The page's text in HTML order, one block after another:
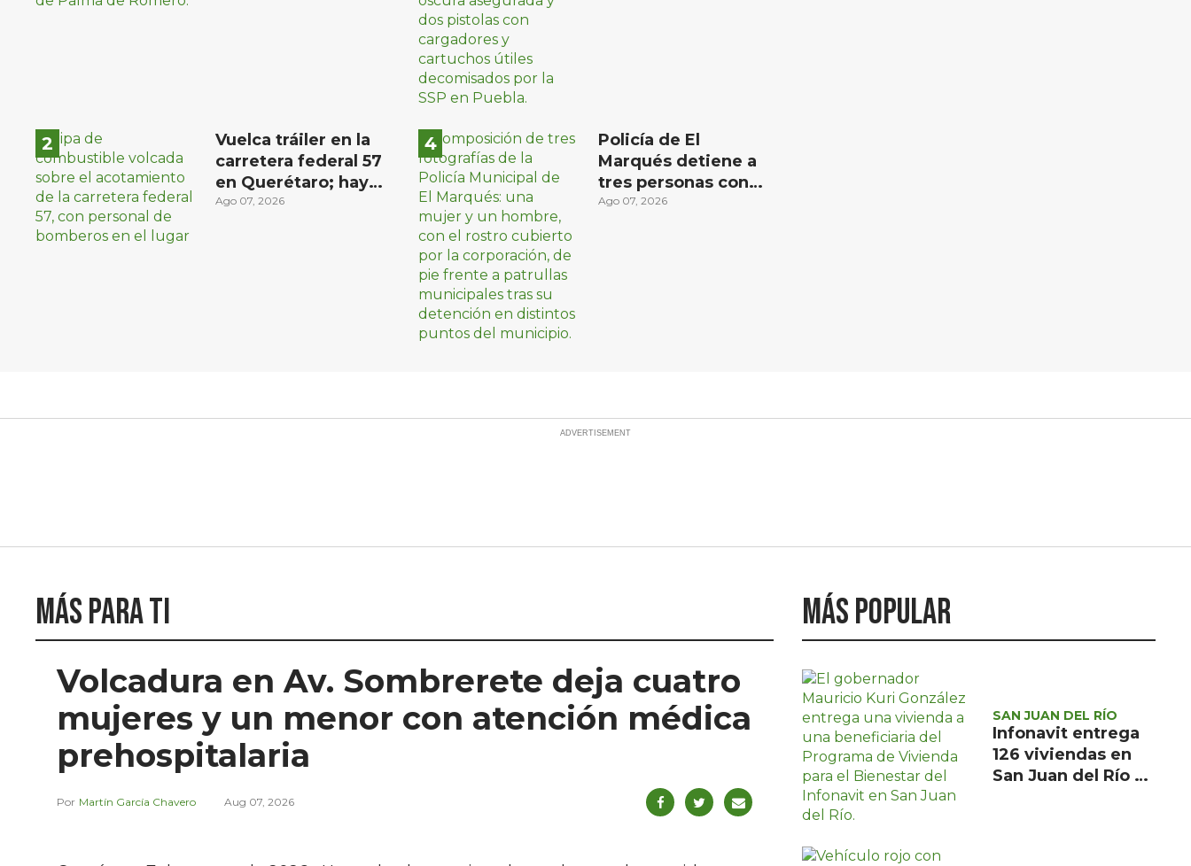
Vuelca tráiler en la
carretera federal 57
en Querétaro; hay
derrame de
Ago 07, 2026
Policía de El
Marqués detiene a
tres personas con
distintos narcóticos
Ago 07, 2026
Más para ti
Volcadura en Av. Sombrerete deja cuatro
mujeres y un menor con atención médica
prehospitalaria
Martín García Chavero Aug 07, 2026
Más popular
SAN JUAN DEL RÍO
Infonavit entrega
126 viviendas en
San Juan del Río a